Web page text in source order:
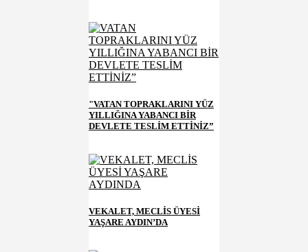
"VATAN TOPRAKLARINI YÜZ
YILLIĞINA YABANCI BİR
DEVLETE TESLİM ETTİNİZ”
VEKALET, MECLİS ÜYESİ
YAŞARE AYDIN’DA